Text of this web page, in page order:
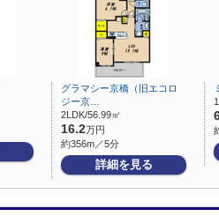
グラマシー京橋（旧エコロ
ジー京…
2LDK/56.99㎡
16.2万円
約356m／5分
詳細を見る